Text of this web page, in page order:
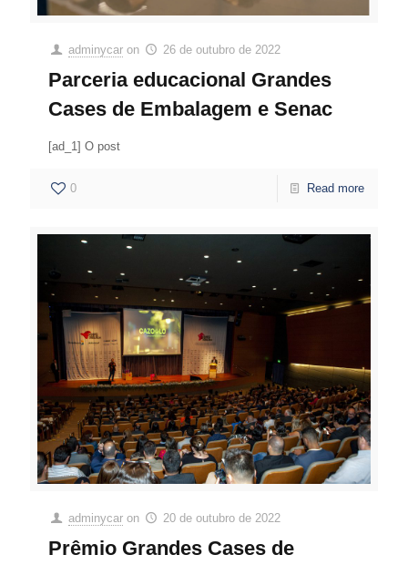
adminycar on 26 de outubro de 2022
Parceria educacional Grandes
Cases de Embalagem e Senac
[ad_1] O post
0 Read more
adminycar on 20 de outubro de 2022
Prêmio Grandes Cases de